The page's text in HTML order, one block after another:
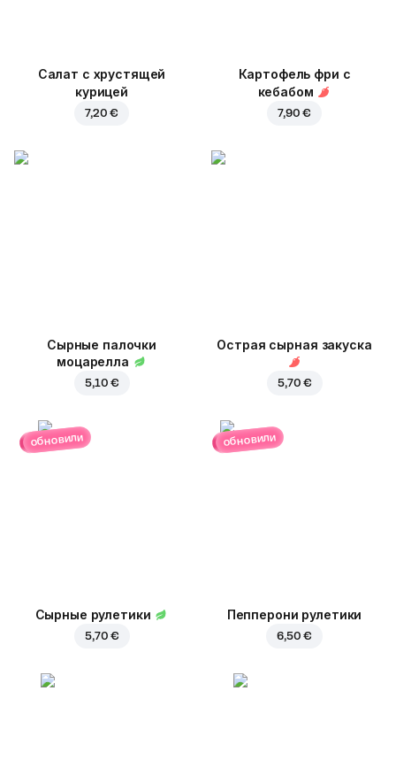
Салат с хрустящей
курицей
7,20 €
Картофель фри с
кебабом
7,90 €
Сырные палочки
моцарелла
5,10 €
Острая сырная закуска
5,70 €
обновили
Сырные рулетики
5,70 €
обновили
Пепперони рулетики
6,50 €